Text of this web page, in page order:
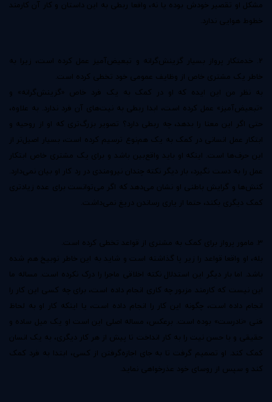
مشکل او تقصیر خودش بوده یا نه، واقعا ربطی به این داستان و کار آن کارمند
خطوط هوایی ندارد.
2. خدمتکار پرواز بسیار گزینش‌گرانه و تبعیض‌آمیز عمل کرده است، زیرا به
خاطر یک مشتری خاص از وظایف عمومی خود تخطی کرده است.
به نظر من این ایده که او در کمک به یک فرد خاص «گزینش‌گرانه» و
«تبعیض‌آمیز» عمل کرده است، ابدا ربطی به نیت‌های آن فرد ندارد. به علاوه،
حتی اگر این معنا را بدهد، چه ربطی دارد؟ تصویر بزرگ‌تری که او از روحیه و
ابتکار عمل انسانی در کمک به یک هم‌نوع ترسیم کرده است، بسیار اصیل‌تر از
این حرف‌ها است. اینکه او باید واقع‌بین باشد و برای یک مشتری خاص ابتکار
عمل را به دست نگیرد، بار دیگر نکته چندان نیرومندی در رد کار او بیان نمی‌دارد.
کنش‌ها و گرایش باطنی او نشان می‌دهد که اگر می‌توانست برای عده‌ زیادتری
کمک دیگری بکند، حتما از یاری رساندن دریغ نمی‌داشت.
3. مامور پرواز برای کمک به مشتری از قواعد تخطی کرده است.
بله، او واقعا قواعد را زیر پا گذاشته است و شاید به این خاطر توبیخ هم شده
باشد. اما بار دیگر این استدلال نکته‌ اخلاقی ماجرا را درک نکرده است. مساله‌ ما
این نیست که کارمند مزبور چه کاری انجام داده است، برای چه کسی این کار را
انجام داده است، چگونه این کار را انجام داده است، یا اینکه كار او به لحاظ
فنی «نادرست» بوده است. برعکس، مساله‌ اصلی این است او یک میل ساده و
حقیقی و با حسن نیت را به کار انداخت تا پیش از هر کار دیگری، به یک انسان
کمک کند. او تصمیم گرفت تا به جای اجازه‌گرفتن از کسی، ابتدا به فرد کمک
کند و سپس از روسای خود عذرخواهی نماید.